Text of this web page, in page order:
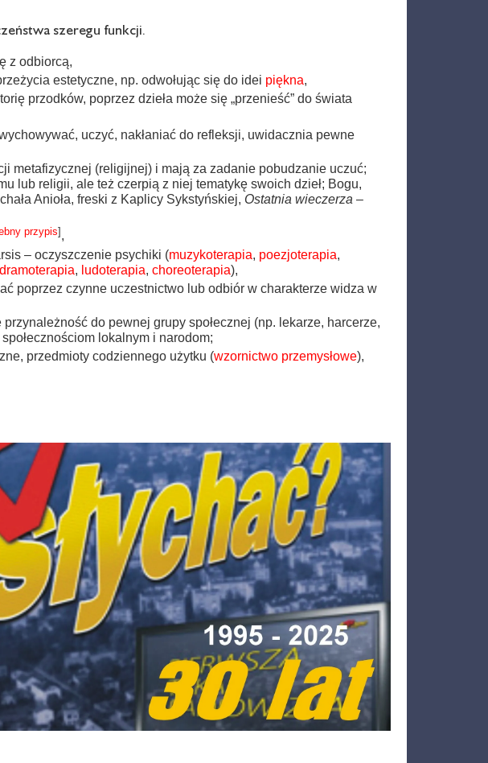
szeregu funkcji.
z odbiorcą,
estetyczne, np. odwołując się do idei piękna,
przodków, poprzez dzieła może się „przenieść” do świata
uczyć, nakłaniać do refleksji, uwidacznia pewne
metafizycznej (religijnej) i mają za zadanie pobudzanie uczuć;
lub religii, ale też czerpią z niej tematykę swoich dzieł; Bogu,
Anioła, freski z Kaplicy Sykstyńskiej, Ostatnia wieczerza –
przypis] ,
– oczyszczenie psychiki (muzykoterapia poezjoterapia
dramoterapia ludoterapia ,choreoterapia),
poprzez czynne uczestnictwo lub odbiór w charakterze widza w
do pewnej grupy społecznej (np. lekarze, harcerze,
lokalnym i narodom;
przedmioty codziennego użytku (wzornictwo przemysłowe),